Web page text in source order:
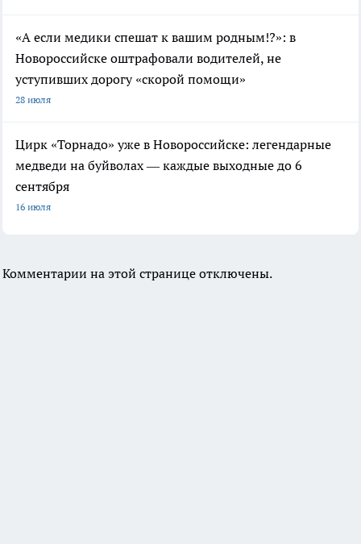
«А если медики спешат к вашим родным!?»: в
Новороссийске оштрафовали водителей, не
уступивших дорогу «скорой помощи»
28 июля
Цирк «Торнадо» уже в Новороссийске: легендарные
медведи на буйволах — каждые выходные до 6
сентября
16 июля
Комментарии на этой странице отключены.